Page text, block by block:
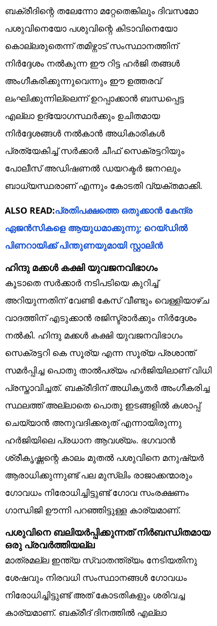
ബക്രീദിന്റെ തലേന്നോ മറ്റേതെങ്കിലും ദിവസമോ
പശുവിനെയോ പശുവിന്റെ കിടാവിനെയോ
കൊല്ലരുതെന്ന് തമിഴ്നാട് സംസ്ഥാനത്തിന്
നിർദ്ദേശം നൽകുന്ന ഈ റിട്ട ഹർജി തങ്ങൾ
അംഗീകരിക്കുന്നുവെന്നും ഈ ഉത്തരവ്
ലംഘിക്കുന്നില്ലെന്ന് ഉറപ്പാക്കാൻ ബന്ധപ്പെട്ട
എല്ലാ ഉദ്യോഗസ്ഥർക്കും ഉചിതമായ
നിർദ്ദേശങ്ങൾ നൽകാൻ അധികാരികൾ
പ്രത്യേകിച്ച് സർക്കാർ ചീഫ് സെക്രട്ടറിയും
പോലീസ് അഡിഷണൽ ഡയറക്ടർ ജനറലും
ബാധ്യസ്ഥരാണ് എന്നും കോടതി വ്യക്തമാക്കി.
ALSO READ:പ്രതിപക്ഷത്തെ ഒതുക്കാൻ കേന്ദ്ര
ഏജൻസികളെ ആയുധമാക്കുന്നു; റെയ്ഡിൽ
പിണറായിക്ക് പിന്തുണയുമായി സ്റ്റാലിൻ
ഹിന്ദു മക്കൾ കക്ഷി യുവജനവിഭാഗം
കൂടാതെ സർക്കാർ നടിപടിയെ കുറിച്ച്
അറിയുന്നതിന് വേണ്ടി കേസ് വീണ്ടും വെള്ളിയാഴ്ച
വാദത്തിന് എടുക്കാൻ രജിസ്ട്രാർക്കും നിർദ്ദേശം
നൽകി. ഹിന്ദു മക്കൾ കക്ഷി യുവജനവിഭാഗം
സെക്രട്ടറി കെ സൂര്യ എന്ന സൂര്യ പ്രശാന്ത്
സമർപ്പിച്ച പൊതു താൽപര്യം ഹർജിയിലാണ് വിധി
പ്രസ്താവിച്ചത്. ബക്രീദിന് അധികൃതർ അംഗീകരിച്ച
സ്ഥലത്ത് അല്ലാതെ പൊതു ഇടങ്ങളിൽ കശാപ്പ്
ചെയ്യാൻ അനുവദിക്കരുത് എന്നായിരുന്നു
ഹർജിയിലെ പ്രധാന ആവശ്യം. ഭഗവാൻ
ശ്രീകൃഷ്ണന്റെ കാലം മുതൽ പശുവിനെ മനുഷ്യർ
ആരാധിക്കുന്നുണ്ട് പല മുസ്ലിം രാജാക്കന്മാരും
ഗോവധം നിരോധിച്ചിട്ടുണ്ട് ഗോവ സംരക്ഷണം
ഗാന്ധിജി ഊന്നി പറഞ്ഞിട്ടുള്ള കാര്യമാണ്.
പശുവിനെ ബലിയർപ്പിക്കുന്നത് നിർബന്ധിതമായ
ഒരു പ്രവർത്തിയല്ല
മാത്രമല്ല ഇന്ത്യ സ്വാതന്ത്ര്യം നേടിയതിനു
ശേഷവും നിരവധി സംസ്ഥാനങ്ങൾ ഗോവധം
നിരോധിച്ചിട്ടുണ്ട് അത് കോടതികളും ശരിവച്ച
കാര്യമാണ്. ബക്രീദ് ദിനത്തിൽ എല്ലാ